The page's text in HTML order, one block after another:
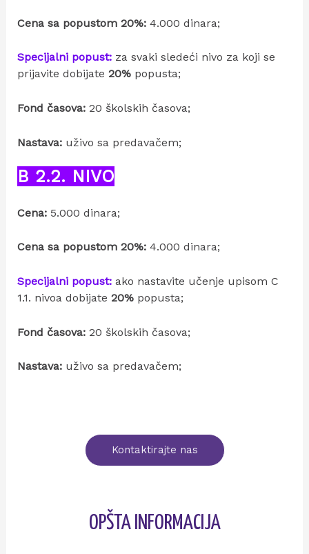
Cena sa popustom 20%:4.000 dinara;
Specijalni popust: za svaki sledeći nivo za koji se
prijavite dobijate 20%popusta;
Fond časova: 20 školskih časova;
Nastava: uživo sa predavačem;
B 2.2. NIVO
Cena:5.000 dinara;
Cena sa popustom 20%:4.000 dinara;
Specijalni popust: ako nastavite učenje upisom C
1.1. nivoa dobijate 20%popusta;
Fond časova: 20 školskih časova;
Nastava: uživo sa predavačem;
Kontaktirajte nas
OPŠTA INFORMACIJA